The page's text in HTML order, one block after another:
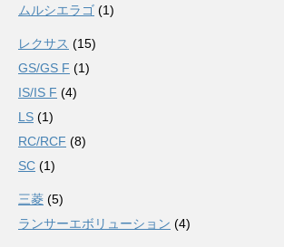
ムルシエラゴ (1)
レクサス (15)
GS/GS F (1)
IS/IS F (4)
LS (1)
RC/RCF (8)
SC (1)
三菱 (5)
ランサーエボリューション (4)